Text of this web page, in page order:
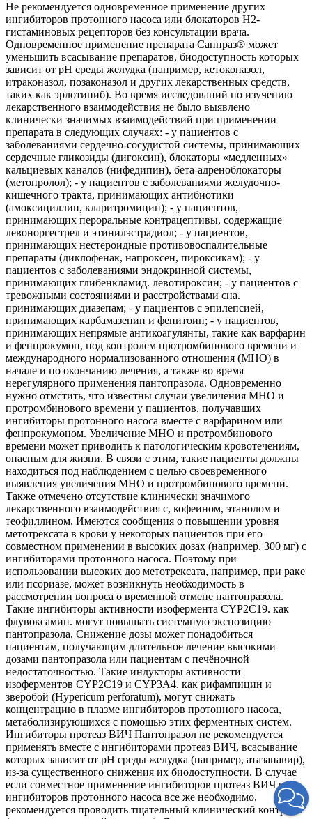
Не рекомендуется одновременное применение других
ингибиторов протонного насоса или блокаторов Н2-
гистаминовых рецепторов без консультации врача.
Одновременное применение препарата Санпраз® может
уменьшить всасывание препаратов, биодоступность которых
зависит от pH среды желудка (например, кетоконазол,
итраконазол, позаконазол и других лекарственных средств,
таких как эрлотиниб). Во время исследований по изучению
лекарственного взаимодействия не было выявлено
клинически значимых взаимодействий при применении
препарата в следующих случаях: - у пациентов с
заболеваниями сердечно-сосудистой системы, принимающих
сердечные гликозиды (дигоксин), блокаторы «медленных»
кальциевых каналов (нифедипин), бета-адреноблокаторы
(метопролол); - у пациентов с заболеваниями желудочно-
кишечного тракта, принимающих антибиотики
(амоксициллин, кларитромицин); - у пациентов,
принимающих пероральные контрацептивы, содержащие
левоноргестрел и этинилэстрадиол; - у пациентов,
принимающих нестероидные противовоспалительные
препараты (диклофенак, напроксен, пироксикам); - у
пациентов с заболеваниями эндокринной системы,
принимающих глибенкламид. левотироксин; - у пациентов с
тревожными состояниями и расстройствами сна.
принимающих диазепам; - у пациентов с эпилепсией,
принимающих карбамазепин и фенитоин; - у пациентов,
принимающих непрямые антикоагулянты, такие как варфарин
и фенпрокумон, под контролем протромбинового времени и
международного нормализованного отношения (МНО) в
начале и по окончанию лечения, а также во время
нерегулярного применения пантопразола. Одновременно
нужно отмстить, что известны случаи увеличения МНО и
протромбинового времени у пациентов, получавших
ингибиторы протонного насоса вместе с варфарином или
фенпрокумоном. Увеличение МНО и протромбинового
времени может приводить к патологическим кровотечениям,
опасным для жизни. В связи с этим, такие пациенты должны
находиться под наблюдением с целью своевременного
выявления увеличения МНО и протромбинового времени.
Также отмечено отсутствие клинически значимого
лекарственного взаимодействия с, кофеином, этанолом и
теофиллином. Имеются сообщения о повышении уровня
метотрексата в крови у некоторых пациентов при его
совместном применении в высоких дозах (например. 300 мг) с
ингибиторами протонного насоса. Поэтому при
использовании высоких доз метотрексата, например, при раке
или псориазе, может возникнуть необходимость в
рассмотрении вопроса о временной отмене пантопразола.
Такие ингибиторы активности изофермента CYP2C19. как
флувоксамин. могут повышать системную экспозицию
пантопразола. Снижение дозы может понадобиться
пациентам, получающим длительное лечение высокими
дозами пантопразола или пациентам с печёночной
недостаточностью. Такие индукторы активности
изоферментов CYP2C19 и CYP3A4. как рифампицин и
зверобой (Hypericum perforatum), могут снижать
концентрацию в плазме ингибиторов протонного насоса,
метаболизирующихся с помощью этих ферментных систем.
Ингибиторы протеаз ВИЧ Пантопразол не рекомендуется
применять вместе с ингибиторами протеаз ВИЧ, всасывание
которых зависит от pH среды желудка (например, атазанавир),
из-за существенного снижения их биодоступности. В случае
если совместное применение ингибиторов протеаз ВИЧ и
ингибиторов протонного насоса все же необходимо,
рекомендуется проводить тщательный клинический контроль